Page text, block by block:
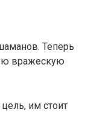
Теперь
вражескую
им стоит